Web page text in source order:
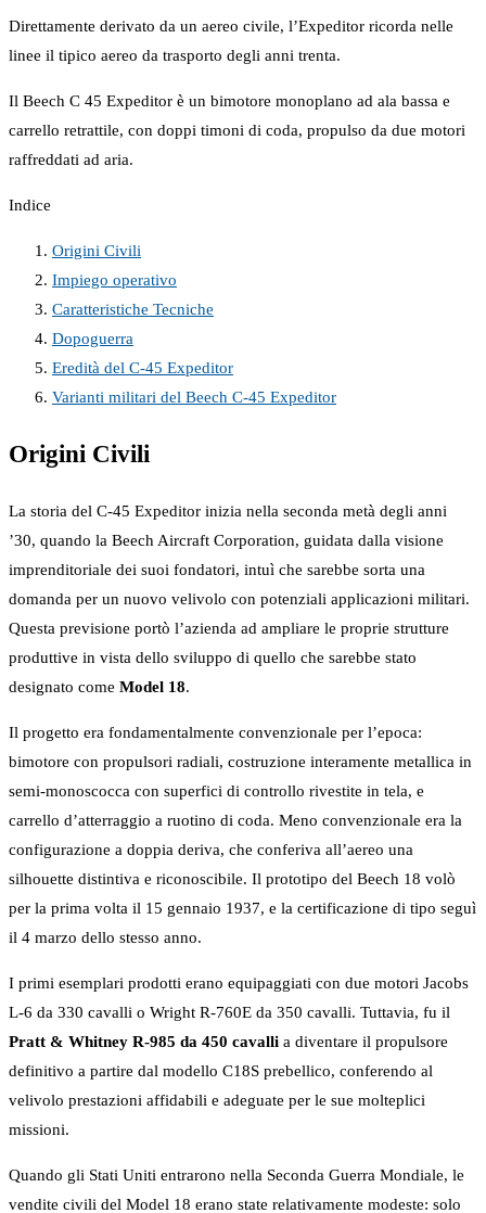
Direttamente derivato da un aereo civile, l’Expeditor ricorda nelle
linee il tipico aereo da trasporto degli anni trenta.
Il Beech C 45 Expeditor è un bimotore monoplano ad ala bassa e
carrello retrattile, con doppi timoni di coda, propulso da due motori
raffreddati ad aria.
Indice
Origini Civili
Impiego operativo
Caratteristiche Tecniche
Dopoguerra
Eredità del C-45 Expeditor
Varianti militari del Beech C-45 Expeditor
Origini Civili
La storia del C-45 Expeditor inizia nella seconda metà degli anni
’30, quando la Beech Aircraft Corporation, guidata dalla visione
imprenditoriale dei suoi fondatori, intuì che sarebbe sorta una
domanda per un nuovo velivolo con potenziali applicazioni militari.
Questa previsione portò l’azienda ad ampliare le proprie strutture
produttive in vista dello sviluppo di quello che sarebbe stato
designato come Model 18.
Il progetto era fondamentalmente convenzionale per l’epoca:
bimotore con propulsori radiali, costruzione interamente metallica in
semi-monoscocca con superfici di controllo rivestite in tela, e
carrello d’atterraggio a ruotino di coda. Meno convenzionale era la
configurazione a doppia deriva, che conferiva all’aereo una
silhouette distintiva e riconoscibile. Il prototipo del Beech 18 volò
per la prima volta il 15 gennaio 1937, e la certificazione di tipo seguì
il 4 marzo dello stesso anno.
I primi esemplari prodotti erano equipaggiati con due motori Jacobs
L-6 da 330 cavalli o Wright R-760E da 350 cavalli. Tuttavia, fu il
Pratt & Whitney R-985 da 450 cavalli a diventare il propulsore
definitivo a partire dal modello C18S prebellico, conferendo al
velivolo prestazioni affidabili e adeguate per le sue molteplici
missioni.
Quando gli Stati Uniti entrarono nella Seconda Guerra Mondiale, le
vendite civili del Model 18 erano state relativamente modeste: solo